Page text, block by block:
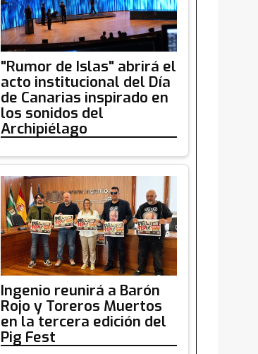
"Rumor de Islas" abrirá el
acto institucional del Día
de Canarias inspirado en
los sonidos del
Archipiélago
Ingenio reunirá a Barón
Rojo y Toreros Muertos
en la tercera edición del
Pig Fest